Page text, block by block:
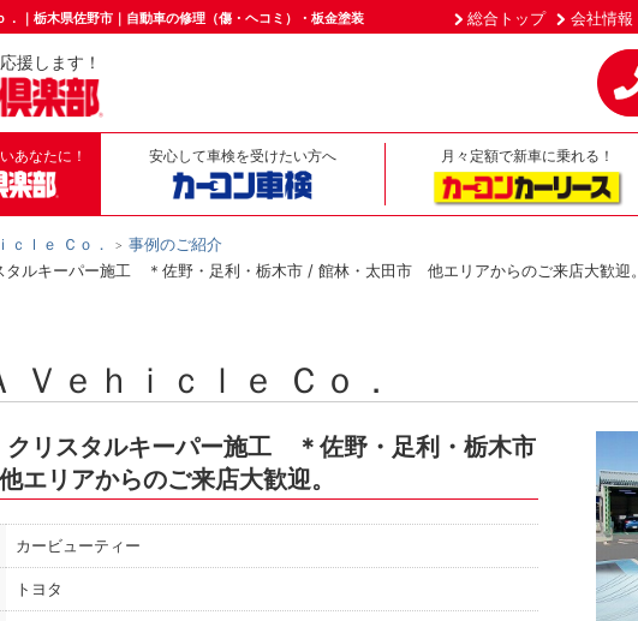
．｜栃木県佐野市｜自動車の修理（傷・ヘコミ）・板金塗装 総合トップ 会社情報
援します！
あなたに！ 安心して車検を受けたい方へ 月々定額で新車に乗れる！
ｃｌｅ Ｃｏ．
事例のご紹介
ルキーパー施工 ＊佐野・足利・栃木市 / 館林・太田市 他エリアからのご来店大歓迎。
Ｖｅｈｉｃｌｅ Ｃｏ．
リスタルキーパー施工 ＊佐野・足利・栃木市
リアからのご来店大歓迎。
カービューティー
トヨタ